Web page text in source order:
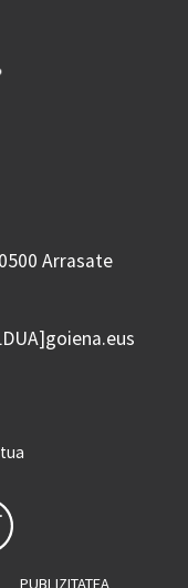
Arrasate
PUBLIZITATEA